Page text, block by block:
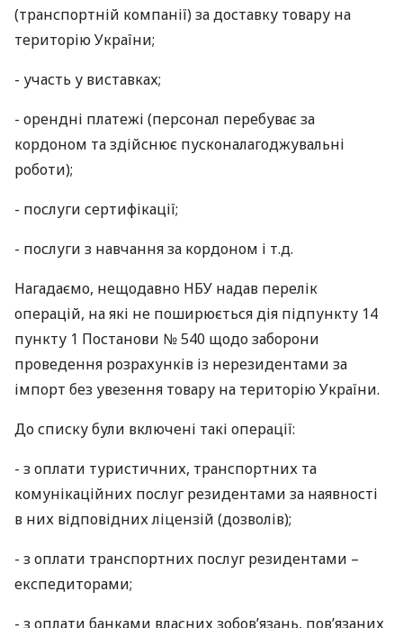
(транспортній компанії) за доставку товару на
територію України;
- участь у виставках;
- орендні платежі (персонал перебуває за
кордоном та здійснює пусконалагоджувальні
роботи);
- послуги сертифікації;
- послуги з навчання за кордоном і т.д.
Нагадаємо, нещодавно НБУ надав перелік
операцій, на які не поширюється дія підпункту 14
пункту 1 Постанови № 540 щодо заборони
проведення розрахунків із нерезидентами за
імпорт без увезення товару на територію України.
До списку були включені такі операції:
- з оплати туристичних, транспортних та
комунікаційних послуг резидентами за наявності
в них відповідних ліцензій (дозволів);
- з оплати транспортних послуг резидентами –
експедиторами;
- з оплати банками власних зобов’язань, пов’язаних